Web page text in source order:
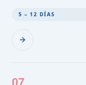
5 – 12 DÍAS
07